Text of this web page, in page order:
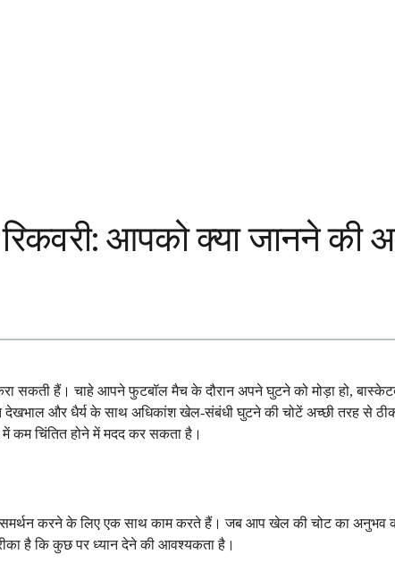
आपको क्या जानने की
सकती हैं। चाहे आपने फुटबॉल मैच के दौरान अपने घुटने को मोड़ा हो,
और धैर्य के साथ अधिकांश खेल-संबंधी घुटने की चोटें अच्छी तरह से
कम चिंतित होने में मदद कर सकता है।
करने के लिए एक साथ काम करते हैं। जब आप खेल की चोट का अनुभव
है कि कुछ पर ध्यान देने की आवश्यकता है।